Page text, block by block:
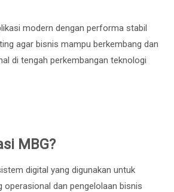
modern dengan performa stabil
agar bisnis mampu berkembang dan
di tengah perkembangan teknologi
MBG?
digital yang digunakan untuk
dan pengelolaan bisnis